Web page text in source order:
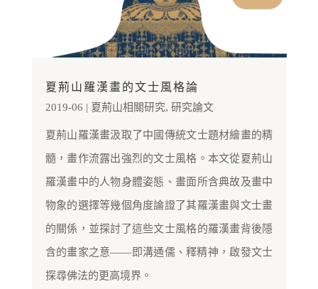
夏荊山羅漢畫的文士風格論
2019-06 | 夏荊山相關研究, 研究論文
夏荊山羅漢畫汲取了中國傳統文士題材繪畫的精
髓，畫作流露出強烈的文士風格。本文從夏荊山
羅漢畫中的人物身體姿態、畫面所含典故及畫中
物象的選擇等幾個角度論證了其羅漢畫與文士畫
的關係，並探討了這些文士風格的羅漢畫背後隱
含的畫家之意——即溝通儒、釋精神，啟發文士
探尋佛法的更高境界。